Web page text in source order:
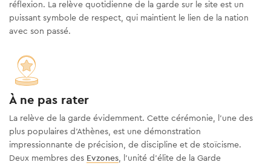
réflexion. La relève quotidienne de la garde sur le site est un
puissant symbole de respect, qui maintient le lien de la nation
avec son passé.
À ne pas rater
La relève de la garde évidemment. Cette cérémonie, l'une des
plus populaires d'Athènes, est une démonstration
impressionnante de précision, de discipline et de stoïcisme.
Deux membres des Evzones, l'unité d'élite de la Garde